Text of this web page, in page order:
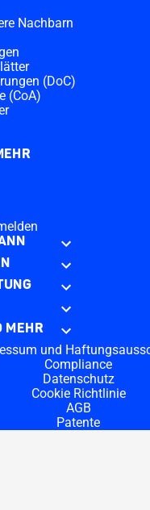
Nachbarn
(DoC)
(CoA)
MEHR
und
Compliance
Datenschutz
Cookie Richtlinie
AGB
Patente